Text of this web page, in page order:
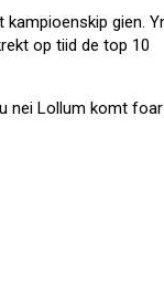
kampioenskip gien.
op tiid de top 10
nei Lollum komt foar